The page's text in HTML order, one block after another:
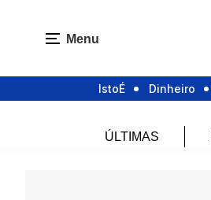
Menu
IstoÉ Dinheiro
ÚLTIMAS